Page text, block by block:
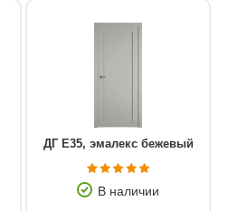
ДГ Е35, эмалекс бежевый
В наличии